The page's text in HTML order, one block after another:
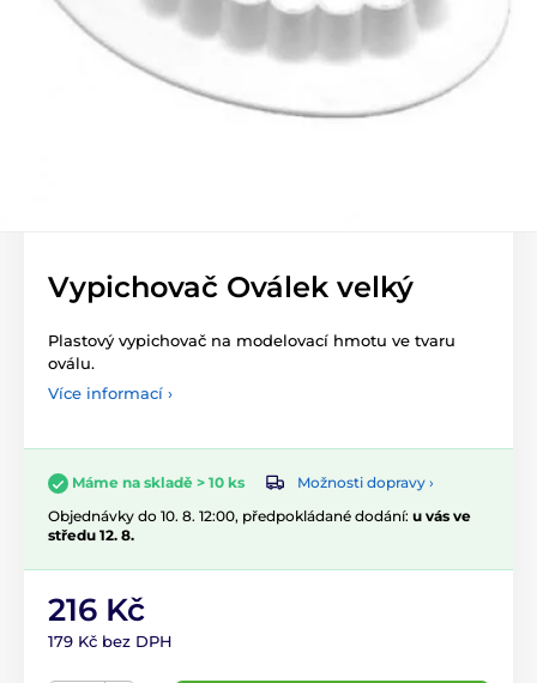
Vypichovač Oválek velký
Plastový vypichovač na modelovací hmotu ve tvaru
oválu.
Více informací ›
Máme na skladě > 10 ks
Možnosti dopravy ›
Objednávky do 10. 8. 12:00, předpokládané dodání: u vás ve
středu 12. 8.
216 Kč
179 Kč bez DPH